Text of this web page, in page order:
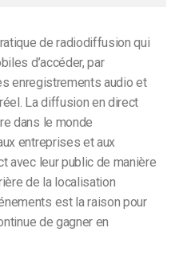
de radiodiffusion qui
d’accéder, par
enregistrements audio et
La diffusion en direct
dans le monde
entreprises et aux
avec leur public de manière
de la localisation
est la raison pour
de gagner en